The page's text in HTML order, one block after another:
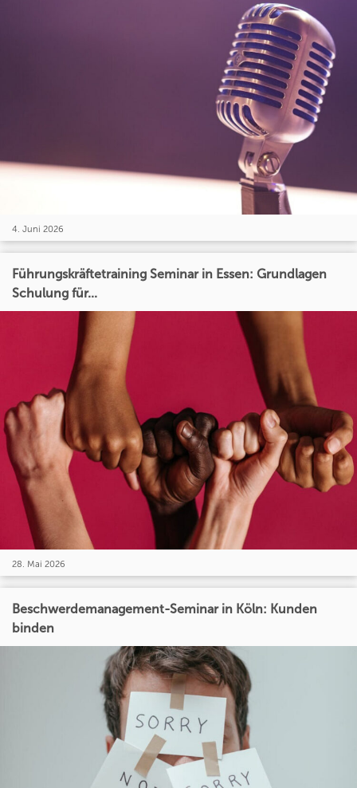
4. Juni 2026
Führungskräftetraining Seminar in Essen: Grundlagen
Schulung für...
28. Mai 2026
Beschwerdemanagement-Seminar in Köln: Kunden
binden